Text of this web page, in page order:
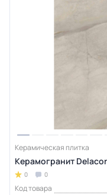
Керамическая плитка
Керамогранит
0 0
Код товара